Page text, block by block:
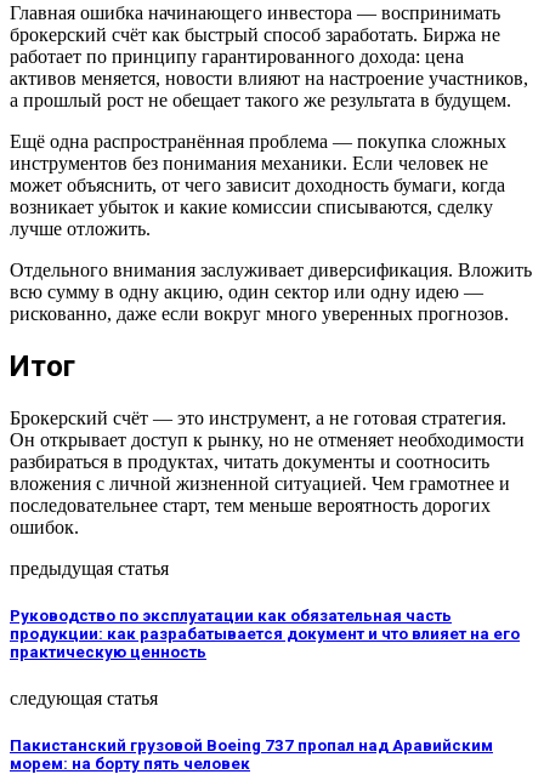
Главная ошибка начинающего инвестора — воспринимать
брокерский счёт как быстрый способ заработать. Биржа не
работает по принципу гарантированного дохода: цена
активов меняется, новости влияют на настроение участников,
а прошлый рост не обещает такого же результата в будущем.
Ещё одна распространённая проблема — покупка сложных
инструментов без понимания механики. Если человек не
может объяснить, от чего зависит доходность бумаги, когда
возникает убыток и какие комиссии списываются, сделку
лучше отложить.
Отдельного внимания заслуживает диверсификация. Вложить
всю сумму в одну акцию, один сектор или одну идею —
рискованно, даже если вокруг много уверенных прогнозов.
Итог
Брокерский счёт — это инструмент, а не готовая стратегия.
Он открывает доступ к рынку, но не отменяет необходимости
разбираться в продуктах, читать документы и соотносить
вложения с личной жизненной ситуацией. Чем грамотнее и
последовательнее старт, тем меньше вероятность дорогих
ошибок.
предыдущая статья
Руководство по эксплуатации как обязательная часть
продукции: как разрабатывается документ и что влияет на его
практическую ценность
следующая статья
Пакистанский грузовой Boeing 737 пропал над Аравийским
морем: на борту пять человек